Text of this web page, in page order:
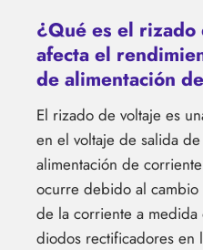
¿Qué es el rizado
afecta el
de alimentación
El rizado de voltaje es
en el voltaje de salida
alimentación de
ocurre debido al
de la corriente a
diodos rectificadores en